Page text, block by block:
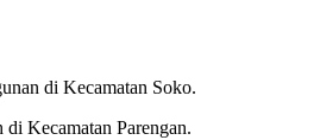
di Kecamatan Soko.
Kecamatan Parengan.